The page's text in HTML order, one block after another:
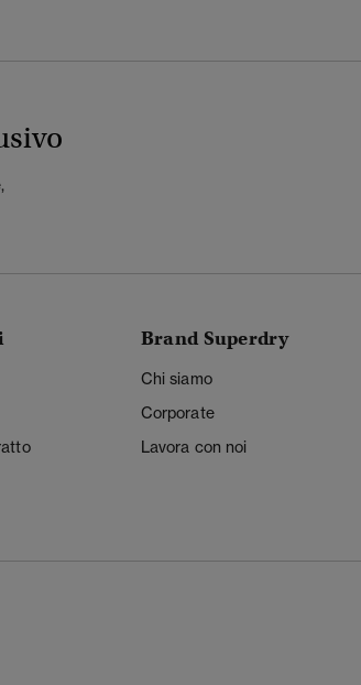
Brand Superdry
Chi siamo
Corporate
Lavora con noi